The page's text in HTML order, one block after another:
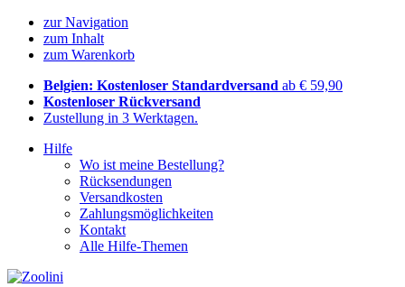
zur Navigation
zum Inhalt
zum Warenkorb
Belgien: Kostenloser Standardversand ab € 59,90
Kostenloser Rückversand
Zustellung in 3 Werktagen.
Hilfe
Wo ist meine Bestellung?
Rücksendungen
Versandkosten
Zahlungsmöglichkeiten
Kontakt
Alle Hilfe-Themen